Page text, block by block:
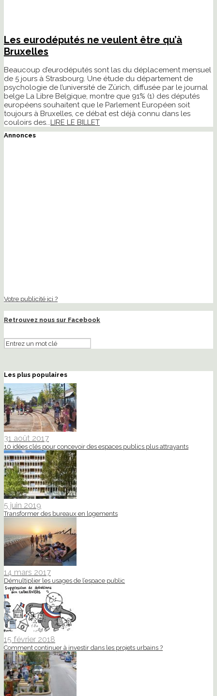
Les eurodéputés ne veulent être qu’à
Bruxelles
Beaucoup d’eurodéputés sont las du déplacement mensuel
de 5 jours à Strasbourg. Une étude du département de
psychologie de l’université de Zürich, diffusée par le journal
belge La Libre Belgique, montre que 91% (1) des députés
européens souhaitent que le Parlement Européen soit
toujours à Bruxelles, ce débat est déjà connu dans les
couloirs des... LIRE LE BILLET
Annonces
Votre publicité ici ?
Retrouvez nous sur Facebook
Les plus populaires
31 août 2017
10 idées clés pour concevoir des espaces publics plus attrayants
5 juin 2019
Transformer des bureaux en logements
14 mars 2017
Démultiplier les usages de l’espace public
15 février 2018
Comment continuer à investir dans les projets urbains ?